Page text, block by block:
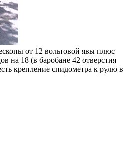
от 12 вольтовой явы плюс
на 18 (в баробане 42 отверстия
крепление спидометра к рулю в